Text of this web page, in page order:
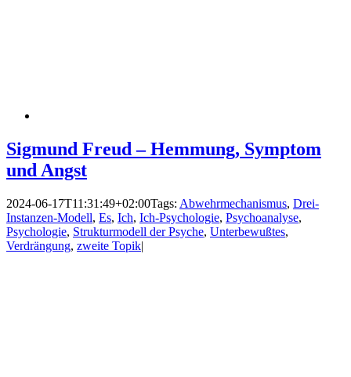
Sigmund Freud – Hemmung, Symptom
und Angst
2024-06-17T11:31:49+02:00Tags: Abwehrmechanismus, Drei-
Instanzen-Modell, Es, Ich, Ich-Psychologie, Psychoanalyse,
Psychologie, Strukturmodell der Psyche, Unterbewußtes,
Verdrängung, zweite Topik|